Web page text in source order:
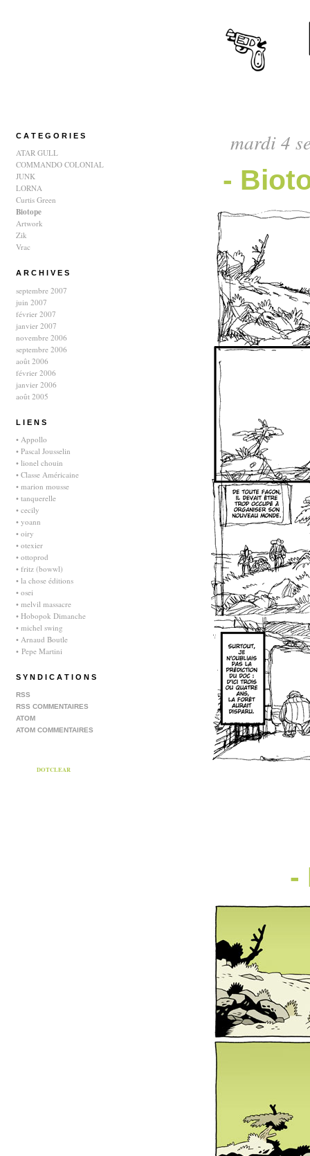
C A T E G O R I E S
ATAR GULL
COMMANDO COLONIAL
JUNK
LORNA
Curtis Green
Biotope
Artwork
Zik
Vrac
A R C H I V E S
septembre 2007
juin 2007
février 2007
janvier 2007
novembre 2006
septembre 2006
août 2006
février 2006
janvier 2006
août 2005
L I E N S
• Appollo
• Pascal Jousselin
• lionel chouin
• Classe Américaine
• marion mousse
• tanquerelle
• cecily
• yoann
• oiry
• otexier
• ottoprod
• fritz (bowwl)
• la chose éditions
• osei
• melvil massacre
• Hobopok Dimanche
• michel swing
• Arnaud Boutle
• Pepe Martini
S Y N D I C A T I O N S
RSS
RSS COMMENTAIRES
ATOM
ATOM COMMENTAIRES
DOTCLEAR
mardi 4
-
-